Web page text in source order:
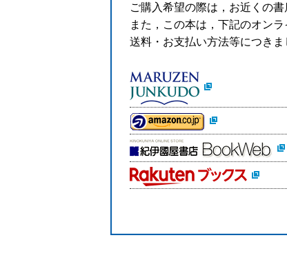
ご購入希望の際は，お近くの書
また，この本は，下記のオン
送料・お支払い方法等につき